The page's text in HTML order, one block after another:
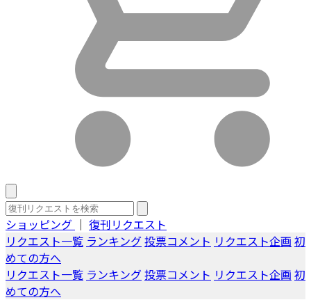
ショッピング ｜ 復刊リクエスト
リクエスト一覧 ランキング投票コメント リクエスト企画 初
めての方へ
リクエスト一覧 ランキング投票コメント リクエスト企画 初
めての方へ